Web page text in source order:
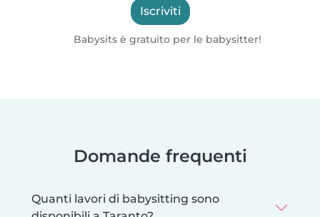
Iscriviti
Babysits è gratuito per le babysitter!
Domande frequenti
Quanti lavori di babysitting sono